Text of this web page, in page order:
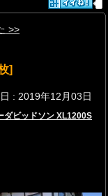
>>
]
: 2019年12月03日
ダビッドソン XL1200S